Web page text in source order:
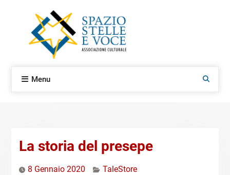
Menu Search
La storia del presepe
8 Gennaio 2020 TaleStore